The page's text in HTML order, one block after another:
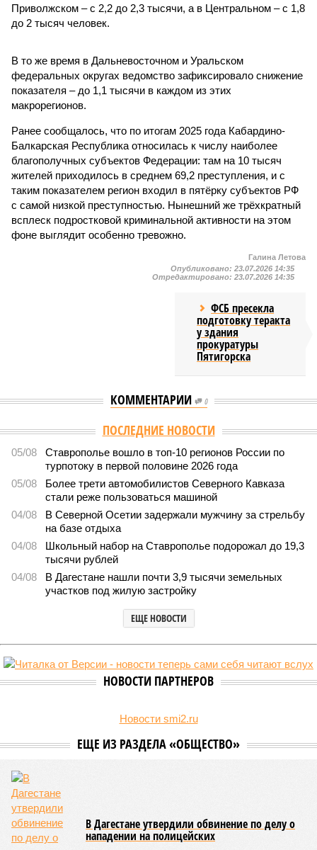
Приволжском – с 2,2 до 2,3 тысячи, а в Центральном – с 1,8
до 2 тысяч человек.
В то же время в Дальневосточном и Уральском
федеральных округах ведомство зафиксировало снижение
показателя – до 1,1 тысячи в каждом из этих
макрорегионов.
Ранее сообщалось, что по итогам 2025 года Кабардино-
Балкарская Республика относилась к числу наиболее
благополучных субъектов Федерации: там на 10 тысяч
жителей приходилось в среднем 69,2 преступления, и с
таким показателем регион входил в пятёрку субъектов РФ
с самой низкой преступностью. Нынешний же трёхкратный
всплеск подростковой криминальной активности на этом
фоне выглядит особенно тревожно.
Галина Летова
Опубликовано: 23.07.2026 14:35
Отредактировано: 23.07.2026 14:35
ФСБ пресекла
подготовку теракта
у здания
прокуратуры
Пятигорска
КОММЕНТАРИИ 0
Версия //Общество //
В Дагестане после ливней 18 сёл остаются без
В Дагестане после ливней 18 сёл остаются без
транспортного сообщения
Отрезанные от большой земли
В Дагестане после ливней 18 сёл остаются без транспортного сообщения
(фото: Министерство транспорта и дорожного хозяйства Республики
Министерство транспорта Республики Дагестан обнародовало
актуальную сводку о ходе ликвидации последствий мощных
Согласно официальным данным на 13 июля, дорожным
службам удалось восстановить транспортное сообщение
на 17 ранее пострадавших участках автомобильных дорог,
транспортной блокаде.
Напомним, что мощнейшие дожди, прошедшие 8 июля,
нанесли колоссальный урон дорожной инфраструктуре, в
результате чего на пике разгула стихии без связи с